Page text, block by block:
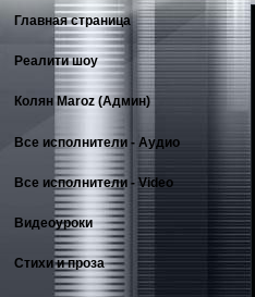
Главная страница
Реалити шоу
Колян Maroz (Админ)
Все исполнители - Аудио
Все исполнители - Video
Видеоуроки
Стихи и проза